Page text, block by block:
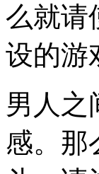
么就请
设的游
男人之
感。那